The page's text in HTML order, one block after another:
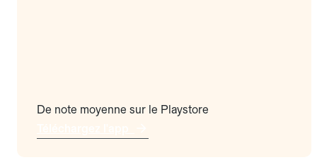
De note moyenne sur le Playstore